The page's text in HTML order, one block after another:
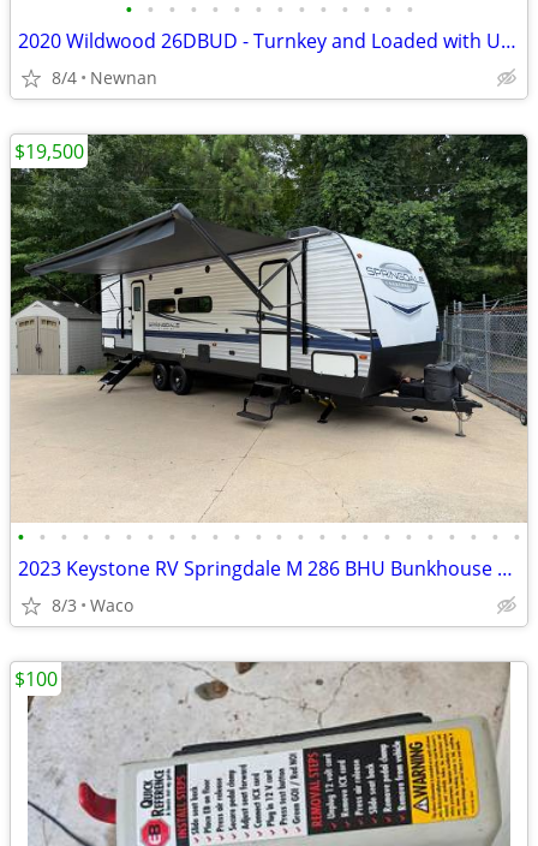
• • • • • • • • • • • • • •
2020 Wildwood 26DBUD - Turnkey and Loaded with Upgrades!
8/4 Newnan
• • • • • • • • • • • • • • • • • • • • • • • •
2023 Keystone RV Springdale M 286 BHU Bunkhouse Camper!
8/3 Waco
$19,500
$100